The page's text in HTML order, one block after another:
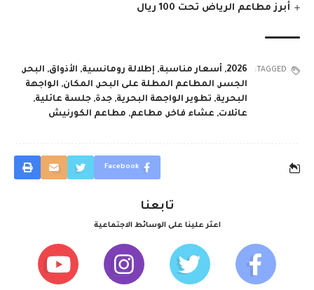
أبرز مطاعم الرياض تحت 100 ريال
TAGGED:
2026
, أسعار مناسبة, إطلالة رومانسية, الأذواق, البحر,
الجسر, المطاعم المطلة على البحر, المكان, الواجهة
البحرية, تطوير الواجهة البحرية, جدة, جلسة عائلية,
عائلات, عشاء فاخر, مطاعم, مطاعم الكورنيش
Facebook
تابعنا
اعثر علينا على الوسائط الاجتماعية